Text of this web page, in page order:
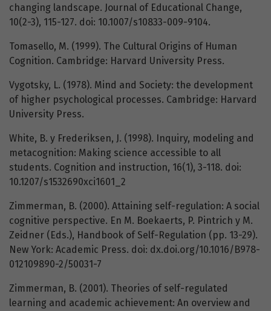
changing landscape. Journal of Educational Change,
10(2-3), 115-127. doi: 10.1007/s10833-009-9104.
Tomasello, M. (1999). The Cultural Origins of Human
Cognition. Cambridge: Harvard University Press.
Vygotsky, L. (1978). Mind and Society: the development
of higher psychological processes. Cambridge: Harvard
University Press.
White, B. y Frederiksen, J. (1998). Inquiry, modeling and
metacognition: Making science accessible to all
students. Cognition and instruction, 16(1), 3-118. doi:
10.1207/s1532690xci1601_2
Zimmerman, B. (2000). Attaining self-regulation: A social
cognitive perspective. En M. Boekaerts, P. Pintrich y M.
Zeidner (Eds.), Handbook of Self-Regulation (pp. 13-29).
New York: Academic Press. doi: dx.doi.org/10.1016/B978-
012109890-2/50031-7
Zimmerman, B. (2001). Theories of self-regulated
learning and academic achievement: An overview and